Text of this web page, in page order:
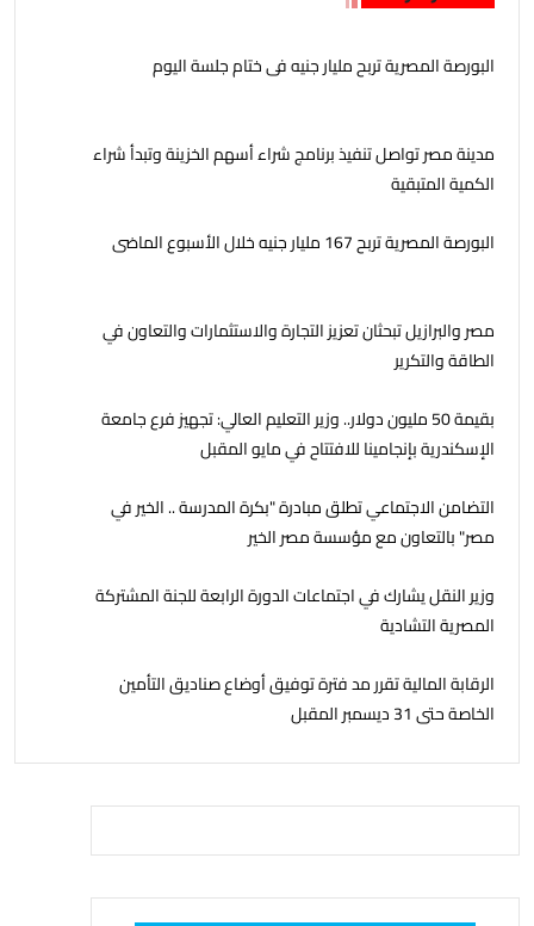
البورصة المصرية تربح مليار جنيه فى ختام جلسة اليوم
مدينة مصر تواصل تنفيذ برنامج شراء أسهم الخزينة وتبدأ شراء
الكمية المتبقية
البورصة المصرية تربح 167 مليار جنيه خلال الأسبوع الماضى
مصر والبرازيل تبحثان تعزيز التجارة والاستثمارات والتعاون في
الطاقة والتكرير
بقيمة 50 مليون دولار.. وزير التعليم العالي: تجهيز فرع جامعة
الإسكندرية بإنجامينا للافتتاح في مايو المقبل
التضامن الاجتماعي تطلق مبادرة "بكرة المدرسة .. الخير في
مصر" بالتعاون مع مؤسسة مصر الخير
وزير النقل يشارك في اجتماعات الدورة الرابعة للجنة المشتركة
المصرية التشادية
الرقابة المالية تقرر مد فترة توفيق أوضاع صناديق التأمين
الخاصة حتى 31 ديسمبر المقبل